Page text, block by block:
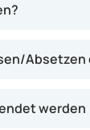
im
werden